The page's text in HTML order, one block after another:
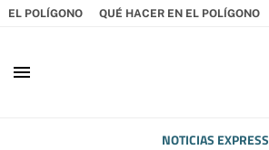
EL POLÍGONO QUÉ HACER EN EL POLÍGONO
menu
NOTICIAS EXPRESS